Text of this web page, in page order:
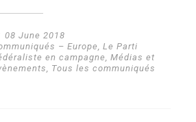
08 June 2018
– Europe,Le Parti
en campagne,Médias et
, Tous les communiqués